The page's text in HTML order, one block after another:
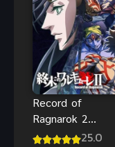
Record of
Ragnarok 2
มหาศึกคนชน25.0